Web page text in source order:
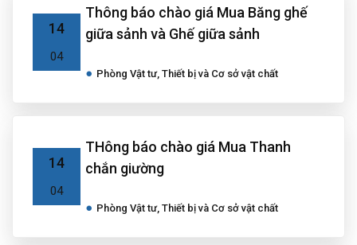
14
04
Thông báo chào giá Mua Băng ghế
giữa sảnh và Ghế giữa sảnh
Phòng Vật tư, Thiết bị và Cơ sở vật chất
14
04
THông báo chào giá Mua Thanh
chắn giường
Phòng Vật tư, Thiết bị và Cơ sở vật chất